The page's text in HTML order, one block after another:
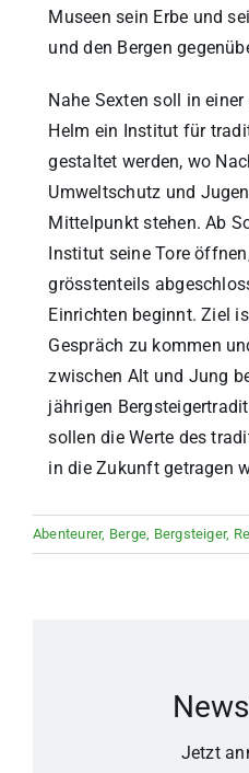
Museen sein Erbe und
und den Bergen
Nahe Sexten soll in
Helm ein Institut für
gestaltet werden, wo
Umweltschutz und
Mittelpunkt stehen. Ab
Institut seine Tore
grösstenteils
Einrichten beginnt. Ziel
Gespräch zu kommen
zwischen Alt und Jung
jährigen
sollen die Werte des
in die Zukunft getragen
Abenteurer, Berge, Bergsteiger,
Jetzt